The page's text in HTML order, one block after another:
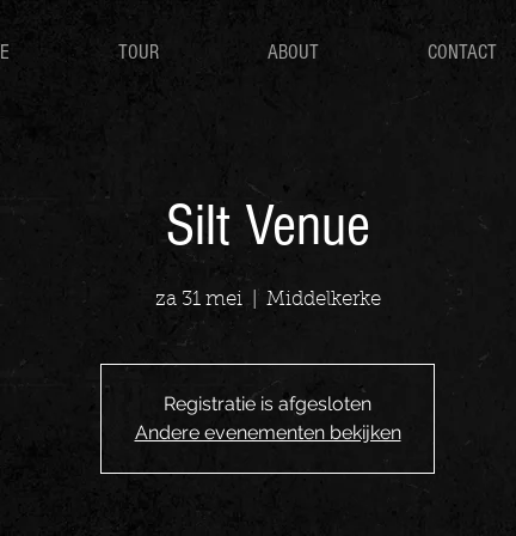
TOUR ABOUT CONTACT
Silt Venue
za 31 mei
  |
Middelkerke
Registratie is afgesloten
Andere evenementen bekijken